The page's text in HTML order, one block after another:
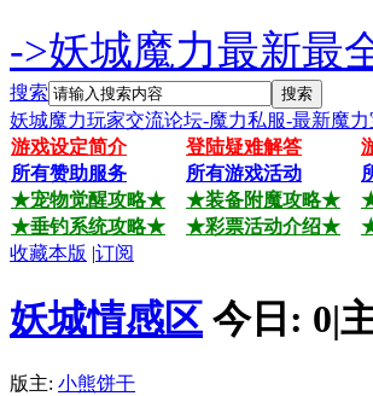
->妖城魔力最新最
搜索 搜索
妖城魔力玩家交流论坛-魔力私服-最新魔力
游戏设定简介
登陆疑难解答
所有赞助服务
所有游戏活动
★宠物觉醒攻略★
★装备附魔攻略★
★垂钓系统攻略★
★彩票活动介绍★
收藏本版 |订阅
妖城情感区 今日: 0|
版主: 小熊饼干